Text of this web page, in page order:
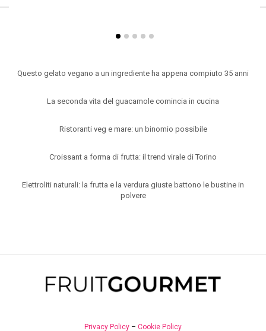
Questo gelato vegano a un ingrediente ha appena compiuto 35 anni
La seconda vita del guacamole comincia in cucina
Ristoranti veg e mare: un binomio possibile
Croissant a forma di frutta: il trend virale di Torino
Elettroliti naturali: la frutta e la verdura giuste battono le bustine in
polvere
Privacy Policy – Cookie Policy